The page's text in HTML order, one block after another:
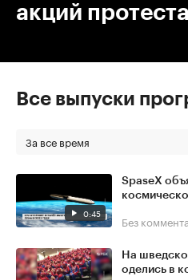
акций протеста
Все выпуски
За все время
0:45
SpaseX
Без
На
оделись в